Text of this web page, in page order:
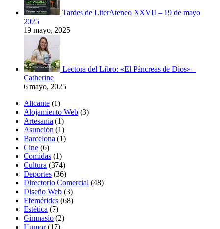
Tardes de LiterAteneo XXVII – 19 de mayo
2025
19 mayo, 2025
Lectora del Libro: «El Páncreas de Dios» –
Catherine
6 mayo, 2025
Alicante (1)
Alojamiento Web (3)
Artesania (1)
Asunción (1)
Barcelona (1)
Cine (6)
Comidas (1)
Cultura (374)
Deportes (36)
Directorio Comercial (48)
Diseño Web (3)
Efemérides (68)
Estética (7)
Gimnasio (2)
Humor(17)